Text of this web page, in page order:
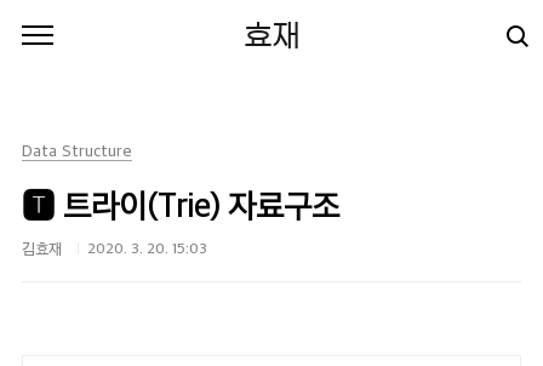
효재
Data Structure
🆃 트라이(Trie) 자료구조
김효재 2020. 3. 20. 15:03